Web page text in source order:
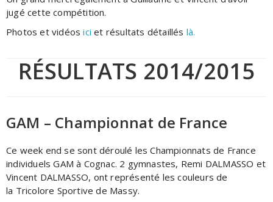
jugé cette compétition.
Photos et vidéosici et résultats détaillés là.
RÉSULTATS 2014/2015
GAM – Championnat de France
Ce week end se sont déroulé les Championnats de France
individuels GAM à Cognac. 2 gymnastes, Remi DALMASSO et
Vincent DALMASSO, ont représenté les couleurs de
la Tricolore Sportive de Massy.